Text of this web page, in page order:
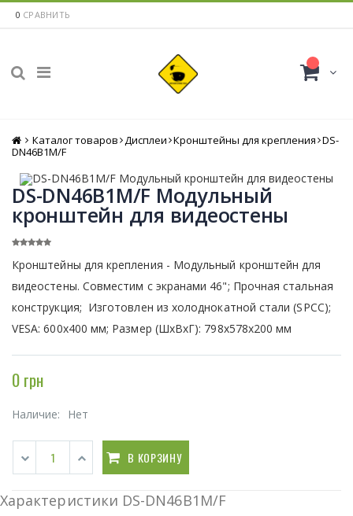
0 СРАВНИТЬ
Главная
Каталог товаров Дисплеи Кронштейны для крепления DS-
DN46B1M/F
DS-DN46B1M/F Модульный
кронштейн для видеостены
Кронштейны для крепления - Модульный кронштейн для
видеостены. Совместим с экранами 46"; Прочная стальная
конструкция; Изготовлен из холоднокатной стали (SPCC);
VESA: 600x400 мм; Размер (ШхВхГ): 798х578х200 мм
0 грн
Наличие: Нет
В КОРЗИНУ
Характеристики DS-DN46B1M/F